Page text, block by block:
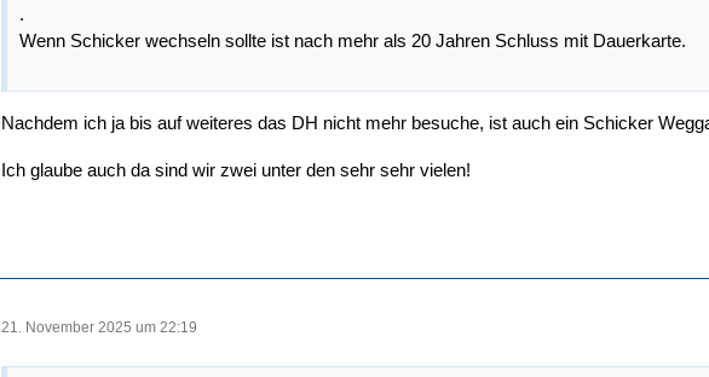
.
Wenn Schicker wechseln sollte ist nach mehr als 20 Jahren Schluss mit Dauerkarte.
Nachdem ich ja bis auf weiteres das DH nicht mehr besuche, ist auch ein Schicker
Ich glaube auch da sind wir zwei unter den sehr sehr vielen!
21. November 2025 um 22:19